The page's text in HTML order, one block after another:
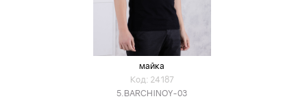
майка
Код: 24187
5.BARCHINOY-03